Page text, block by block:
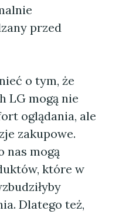
przed
o tym, że
LG mogą nie
oglądania, ale
zakupowe.
nas mogą
które w
Dlatego też,